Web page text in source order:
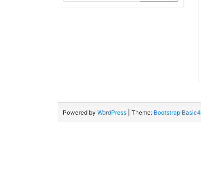
Powered by WordPress | Theme: Bootstrap Basic4